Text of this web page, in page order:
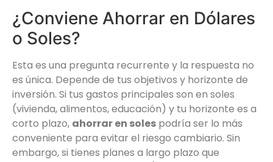
¿Conviene Ahorrar en Dólares
o Soles?
Esta es una pregunta recurrente y la respuesta no
es única. Depende de tus objetivos y horizonte de
inversión. Si tus gastos principales son en soles
(vivienda, alimentos, educación) y tu horizonte es a
corto plazo, ahorrar en soles podría ser lo más
conveniente para evitar el riesgo cambiario. Sin
embargo, si tienes planes a largo plazo que